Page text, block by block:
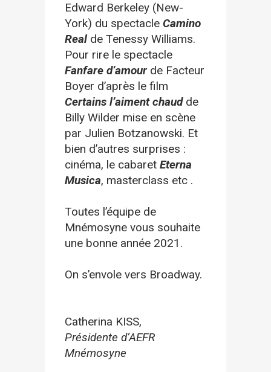
Edward Berkeley (New-
York) du spectacle Camino
Realde Tenessy Williams.
Pour rire le spectacle
Fanfare d’amour de Facteur
Boyer d’après le film
Certains l’aiment chaudde
Billy Wilder mise en scène
par Julien Botzanowski. Et
bien d’autres surprises :
cinéma, le cabaret Eterna
Musica, masterclass etc .
Toutes l’équipe de
Mnémosyne vous souhaite
une bonne année 2021.
On s’envole vers Broadway.
Catherina KISS,
Présidente d’AEFR
Mnémosyne